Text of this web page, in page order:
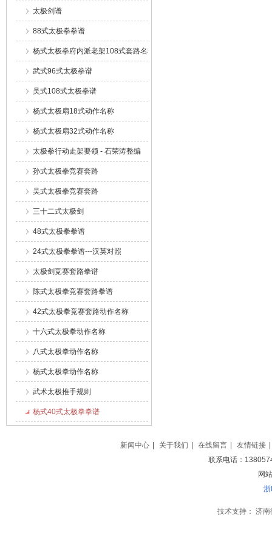
太极剑谱
88式太极拳拳谱
杨式太极拳府内派老架108式套路名称
武式96式太极拳谱
吴式108式太极拳谱
杨式太极扇18式动作名称
杨式太极扇32式动作名称
太极拳行动走架要领 - 石荣涛整编
孙式太极拳竞赛套路
吴式太极拳竞赛套路
三十二式太极剑
48式太极拳拳谱
24式太极拳拳谱---汉英对照
太极剑竞赛套路拳谱
陈式太极拳竞赛套路拳谱
42式太极拳竞赛套路动作名称
十六式太极拳动作名称
八式太极拳动作名称
杨式太极拳动作名称
武术太极推手规则
杨式40式太极拳拳谱
新闻中心 关于我们 在线留言 友情链接
联系电话：
网
技术支持： 济南